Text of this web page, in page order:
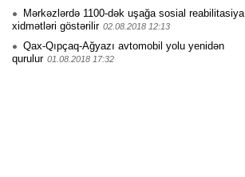
Mərkəzlərdə 1100-dək uşağa sosial reabilitasiya
xidmətləri göstərilir 02.08.2018 12:13
Qax-Qıpçaq-Ağyazı avtomobil yolu yenidən
qurulur 01.08.2018 17:32